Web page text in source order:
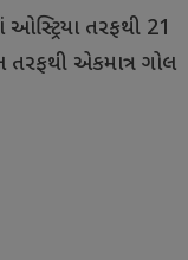
તરફથી 21
તરફથી એકમાત્ર ગોલ